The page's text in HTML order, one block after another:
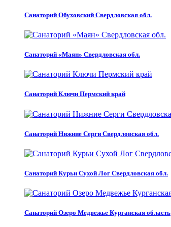
Санаторий Обуховский Свердловская обл.
Санаторий «Маян» Свердловская обл.
Санаторий Ключи Пермский край
Санаторий Нижние Серги Свердловская обл.
Санаторий Курьи Сухой Лог Свердловская обл.
Санаторий Озеро Медвежье Курганская область